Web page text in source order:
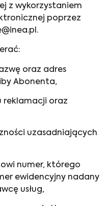
z wykorzystaniem
poprzez
oraz adres
Abonenta,
reklamacji oraz
uzasadniających
numer, którego
ewidencyjny nadany
usług,